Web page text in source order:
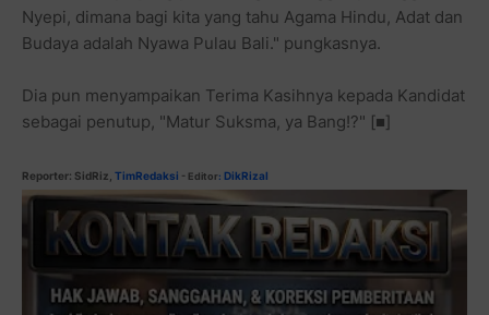
Nyepi, dimana bagi kita yang tahu Agama Hindu, Adat dan
Budaya adalah Nyawa Pulau Bali." pungkasnya.
Dia pun menyampaikan Terima Kasihnya kepada Kandidat
sebagai penutup, "Matur Suksma, ya Bang!?" [■]
Reporter: SidRiz, TimRedaksi - Editor: DikRizal